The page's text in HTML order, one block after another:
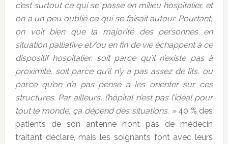
c’est surtout ce qui se passe en milieu hospitalier, et
on a un peu oublié ce qui se faisait autour. Pourtant,
on voit bien que la majorité des personnes en
situation palliative et/ou en fin de vie échappent à ce
dispositif hospitalier, soit parce qu’il n’existe pas à
proximité, soit parce qu’il n’y a pas assez de lits, ou
parce qu’on n’a pas pensé à les orienter sur ces
structures. Par ailleurs, l’hôpital n’est pas l’idéal pour
tout le monde, ça dépend des situations. » 40 % des
patients de son antenne n’ont pas de médecin
traitant déclaré, mais les soignants font avec leurs